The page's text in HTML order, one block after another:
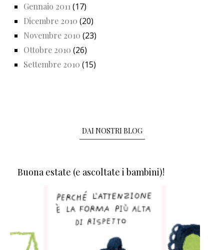
Gennaio 2011 (17)
Dicembre 2010 (20)
Novembre 2010 (23)
Ottobre 2010 (26)
Settembre 2010 (15)
DAI NOSTRI BLOG
Buona estate (e ascoltate i bambini)!